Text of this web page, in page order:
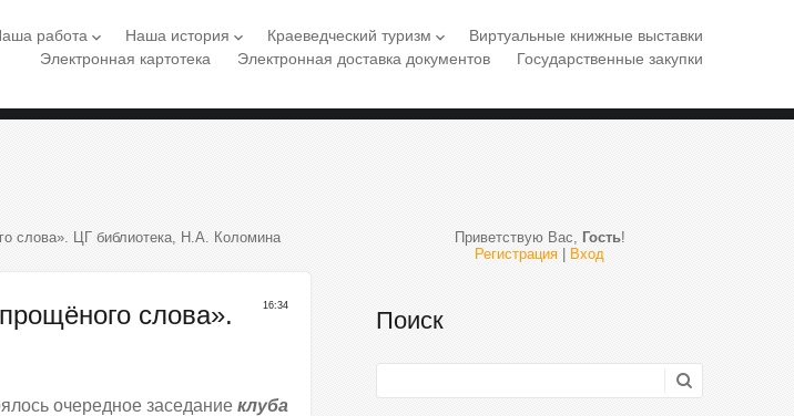
работа keyboard_arrow_down Наша история keyboard_arrow_down Краеведческий туризм keyboard_arrow_down
Виртуальные книжные выставки
Электронная картотека
Электронная доставка документов Государственные закупки
слова». ЦГ библиотека, Н.А. Коломина
16:34
слова».
очередное заседаниеклуба
Приветствую Вас, Гость!
Регистрация
Вход
Поиск